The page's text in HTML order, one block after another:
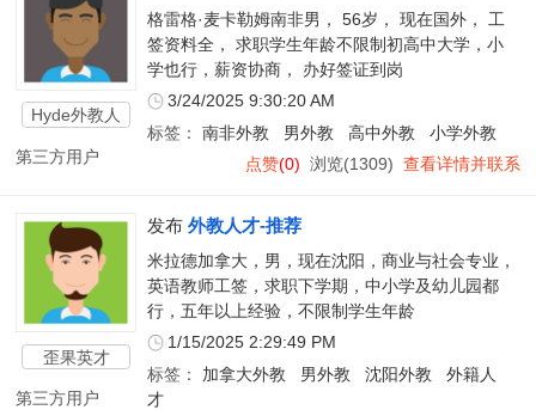
Hyde外教人
第三方用户
格雷格·麦卡勒姆南非男， 56岁， 现在国外， 工
签资料全， 求职学生年龄不限制初高中大学，小
学也行，薪资协商， 办好签证到岗
3/24/2025 9:30:20 AM
标签： 南非外教 男外教 高中外教
小学外教
点赞(0) 浏览(1309) 查看详情并联系
歪果英才
第三方用户
发布 外教人才-推荐
米拉德加拿大，男，现在沈阳，商业与社会专业，
英语教师工签，求职下学期，中小学及幼儿园都
行，五年以上经验，不限制学生年龄
1/15/2025 2:29:49 PM
标签： 加拿大外教 男外教 沈阳外教
外籍人
才